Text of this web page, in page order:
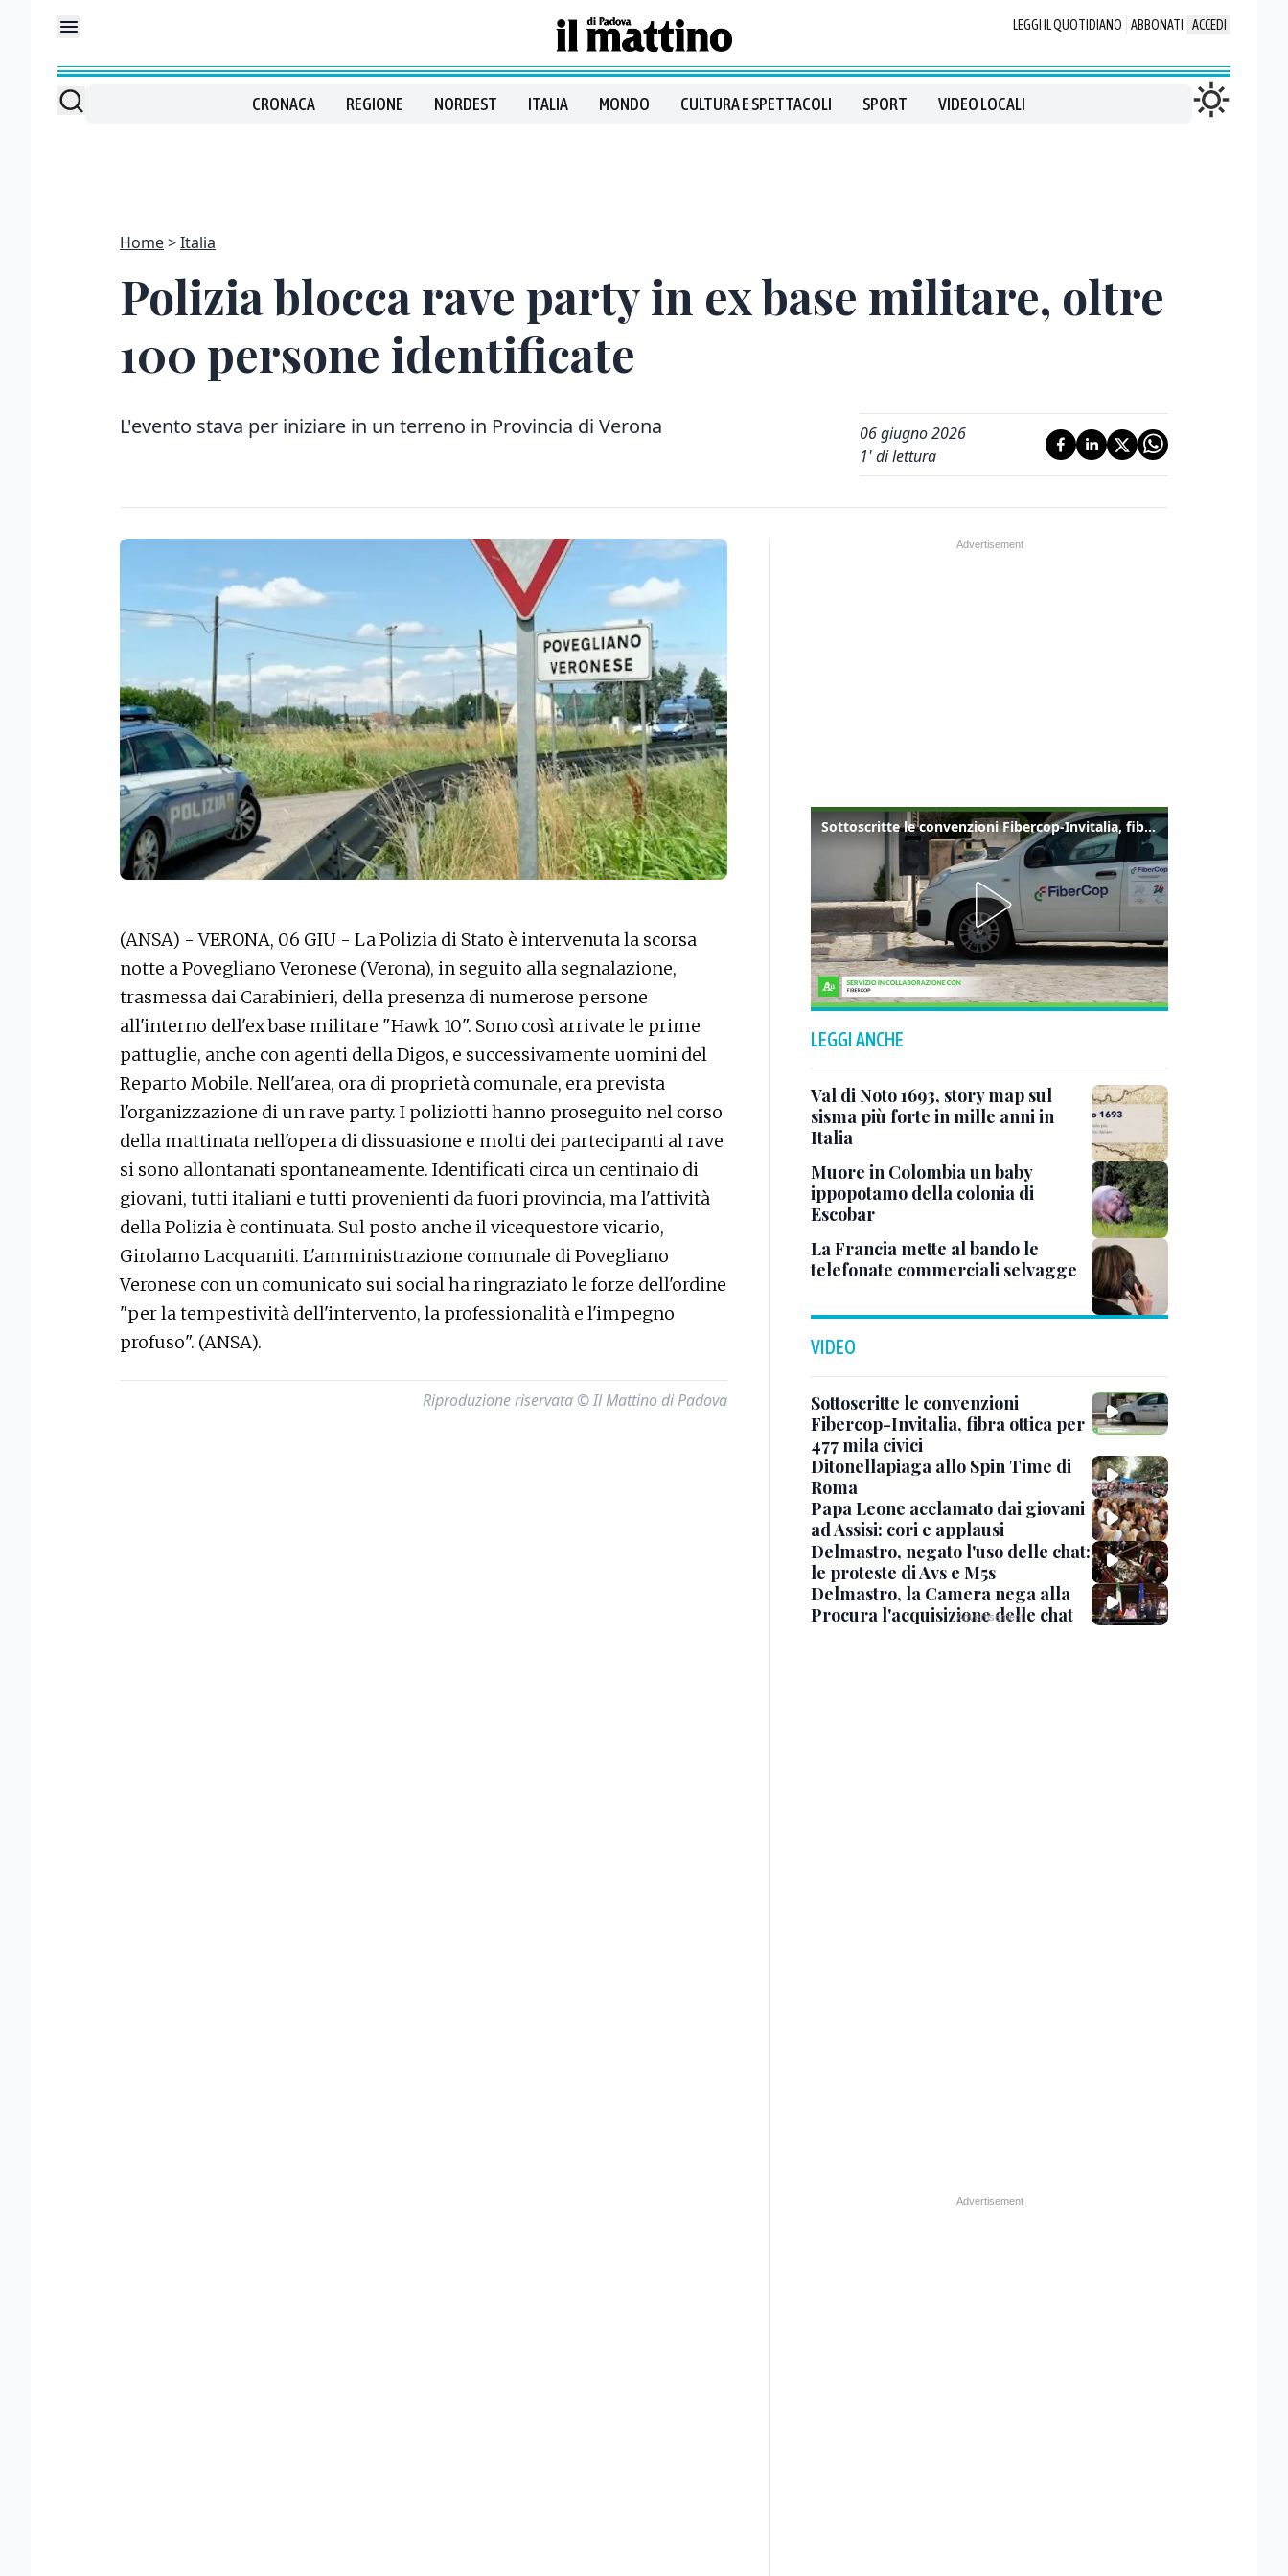
LEGGI IL QUOTIDIANO ABBONATI ACCEDI
CRONACA REGIONE NORDEST ITALIA MONDO CULTURA E SPETTACOLI SPORT VIDEO LOCALI
Home Italia
Polizia blocca rave party in ex base militare, oltre
100 persone identificate
L'evento stava per iniziare in un terreno in Provincia di Verona
06 giugno 2026
1' di lettura
(ANSA) - VERONA, 06 GIU - La Polizia di Stato è intervenuta la scorsa
notte a Povegliano Veronese (Verona), in seguito alla segnalazione,
trasmessa dai Carabinieri, della presenza di numerose persone
all'interno dell'ex base militare "Hawk 10". Sono così arrivate le prime
pattuglie, anche con agenti della Digos, e successivamente uomini del
Reparto Mobile. Nell'area, ora di proprietà comunale, era prevista
l'organizzazione di un rave party. I poliziotti hanno proseguito nel corso
della mattinata nell'opera di dissuasione e molti dei partecipanti al rave
si sono allontanati spontaneamente. Identificati circa un centinaio di
giovani, tutti italiani e tutti provenienti da fuori provincia, ma l'attività
della Polizia è continuata. Sul posto anche il vicequestore vicario,
Girolamo Lacquaniti. L'amministrazione comunale di Povegliano
Veronese con un comunicato sui social ha ringraziato le forze dell'ordine
"per la tempestività dell'intervento, la professionalità e l'impegno
profuso". (ANSA).
Riproduzione riservata © Il Mattino di Padova
Sottoscritte le convenzioni Fibercop-Invitalia, fibra ottica per 477 mila civici
LEGGI ANCHE
Val di Noto 1693, story map sul
sisma più forte in mille anni in
Italia
Muore in Colombia un baby
ippopotamo della colonia di
Escobar
La Francia mette al bando le
telefonate commerciali selvagge
VIDEO
Sottoscritte le convenzioni
Fibercop-Invitalia, fibra ottica per
477 mila civici
Ditonellapiaga allo Spin Time di
Roma
Papa Leone acclamato dai giovani
ad Assisi: cori e applausi
Delmastro, negato l'uso delle chat:
le proteste di Avs e M5s
Delmastro, la Camera nega alla
Procura l'acquisizione delle chat